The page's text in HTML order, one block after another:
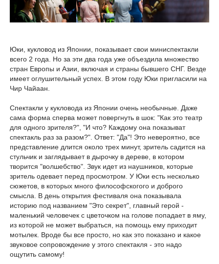
Юки, кукловод из Японии, показывает свои миниспектакли
всего 2 года. Но за эти два года уже объездила множество
стран Европы и Азии, включая и страны бывшего СНГ. Везде
имеет оглушительный успех. В этом году Юки пригласили на
Чир Чайаан.
Спектакли у кукловода из Японии очень необычные. Даже
сама форма сперва может повергнуть в шок: "Как это театр
для одного зрителя?", "И что? Каждому она показыват
спектакль раз за разом?". Ответ: "Да"! Это невероятно, все
представление длится около трех минут, зритель садится на
стульчик и заглядывает в дырочку в дереве, в котором
творится "волшебство". Звук идет из наушников, которые
зритель одевает перед просмотром. У Юки есть несколько
сюжетов, в которых много философскогого и доброго
смысла. В день открытия фестиваля она показывала
историю под названием "Это секрет", главный герой -
маленький человечек с цветочком на голове попадает в яму,
из которой не может выбраться, на помощь ему приходит
мотылек. Вроде бы все просто, но как это показано и какое
звуковое сопровождение у этого спектакля - это надо
ощутить самому!